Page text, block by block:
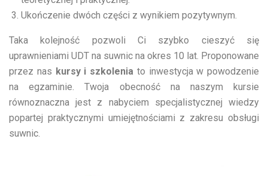
Ukończenie dwóch części z wynikiem pozytywnym.
Taka kolejność pozwoli Ci szybko cieszyć się
uprawnieniami UDT na suwnic na okres 10 lat. Proponowane
przez nas kursy i szkolenia to inwestycja w powodzenie
na egzaminie. Twoja obecność na naszym kursie
równoznaczna jest z nabyciem specjalistycznej wiedzy
popartej praktycznymi umiejętnościami z zakresu obsługi
suwnic.